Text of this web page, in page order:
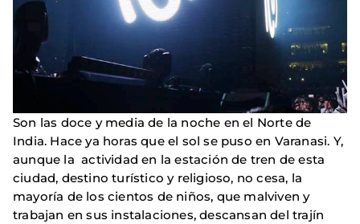
Son las doce y media de la noche en el Norte de
India. Hace ya horas que el sol se puso en Varanasi. Y,
aunque la actividad en la estación de tren de esta
ciudad, destino turístico y religioso, no cesa, la
mayoría de los cientos de niños, que malviven y
trabajan en sus instalaciones, descansan del trajín